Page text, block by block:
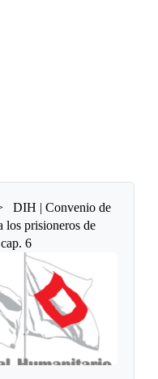
DIH | Convenio de
los prisioneros de
6